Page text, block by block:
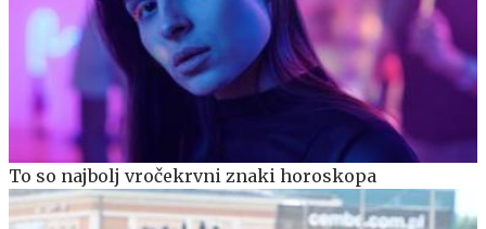
To so najbolj vročekrvni znaki horoskopa